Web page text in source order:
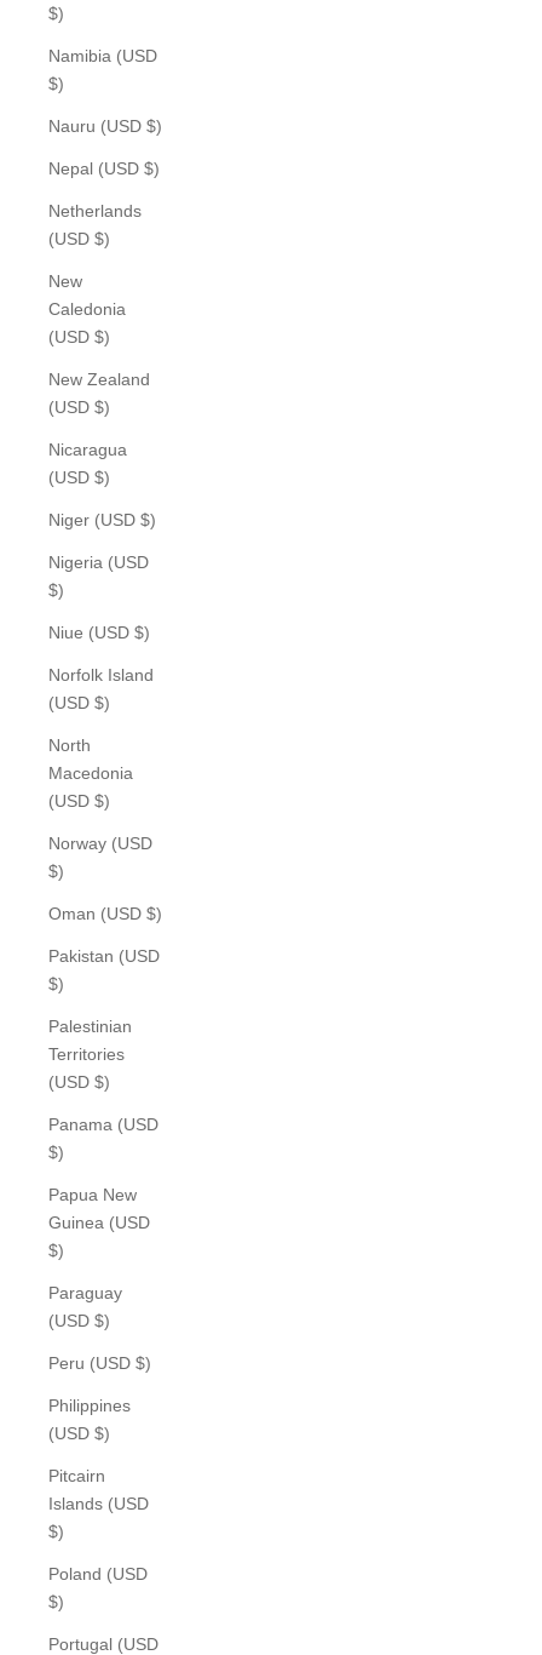
$)
Namibia (USD
$)
Nauru (USD $)
Nepal (USD $)
Netherlands
(USD $)
New
Caledonia
(USD $)
New Zealand
(USD $)
Nicaragua
(USD $)
Niger (USD $)
Nigeria (USD
$)
Niue (USD $)
Norfolk Island
(USD $)
North
Macedonia
(USD $)
Norway (USD
$)
Oman (USD $)
Pakistan (USD
$)
Palestinian
Territories
(USD $)
Panama (USD
$)
Papua New
Guinea (USD
$)
Paraguay
(USD $)
Peru (USD $)
Philippines
(USD $)
Pitcairn
Islands (USD
$)
Poland (USD
$)
Portugal (USD